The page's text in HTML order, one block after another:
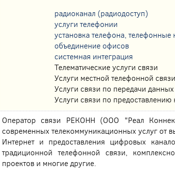
радиоканал (радиодоступ)
услуги телефонии
установка телефона, телефонные
oбъединение офисов
системная интеграция
Телематические услуги связи
Услуги местной телефонной связи
Услуги связи по передачи данных
Услуги связи по предоставлению
Оператор связи РЕКОНН (ООО "Реал
современных телекоммуникационных услуг от
Интернет и предоставления цифровых
традиционной телефонной связи,
проектов и многие другие.